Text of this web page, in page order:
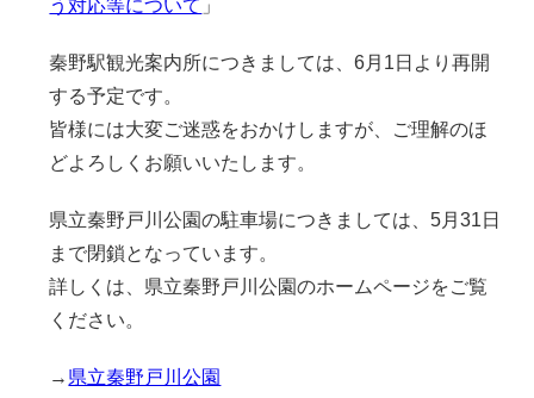
う対応等について 」
秦野駅観光案内所につきましては、6月1日より再開
する予定です。
皆様には大変ご迷惑をおかけしますが、ご理解のほ
どよろしくお願いいたします。
県立秦野戸川公園の駐車場につきましては、5月31日
まで閉鎖となっています。
詳しくは、県立秦野戸川公園のホームページをご覧
ください。
→ 県立秦野戸川公園